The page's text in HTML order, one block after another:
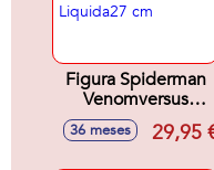
Figura Spiderman
Venomversus
Transformacion
Liquida27 cm
36 meses 29,95